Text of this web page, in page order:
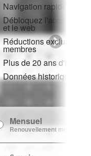
Navigation rapide sans
Débloquez l'accès
et le web
Réductions exclusives
membres
Plus de 20 ans
Données historiques de
Mensuel
Renouvellement mensuel